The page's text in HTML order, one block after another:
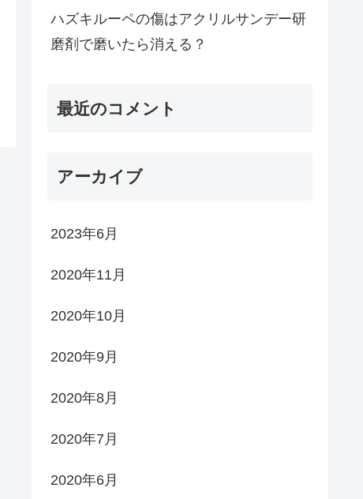
ハズキルーペの傷はアクリルサンデー研
磨剤で磨いたら消える？
最近のコメント
アーカイブ
2023年6月
2020年11月
2020年10月
2020年9月
2020年8月
2020年7月
2020年6月